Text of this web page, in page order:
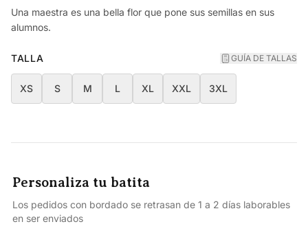
Una maestra es una bella flor que pone sus semillas en sus
alumnos.
TALLA GUÍA DE TALLAS
XS S M L XL XXL 3XL
Personaliza tu batita
Los pedidos con bordado se retrasan de 1 a 2 días laborables
en ser enviados